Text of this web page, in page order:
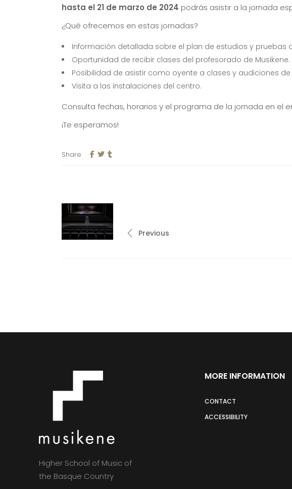
hasta el 21 de marzo de 2024 podrás asistir a la jornada
¿Qué ofrecemos en estas jornadas?
Información detallada sobre el plan de estudios y pruebas
Oportunidad de recibir clases del profesorado de Musikene.
Posibilidad de asistir como oyente a clases y audiciones
Visita a las instalaciones del centro.
Consulta fechas, horarios y el programa de la jornada en el
¡Te esperamos!
Share
Previous
Higher School of Music of
the Basque Country
MORE INFORMATION
CONTACT
ACCESSIBILITY